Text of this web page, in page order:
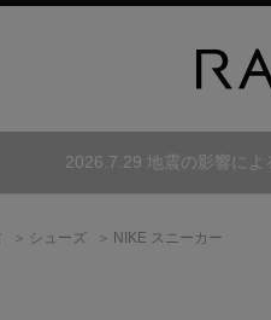
2026.7.29 地震の影響によ
シューズ NIKE スニーカー